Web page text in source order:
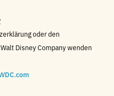
oder den
Disney Company wenden